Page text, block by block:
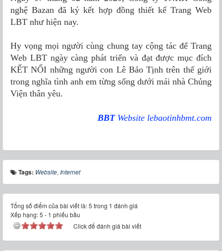
nghệ Bazan đã ký kết hợp đồng thiết kế Trang Web
LBT như hiện nay.
Hy vọng mọi người cùng chung tay cộng tác để Trang
Web LBT ngày càng phát triển và đạt được mục đích
KẾT NỐI những người con Lê Bảo Tịnh trên thế giới
trong nghĩa tình anh em từng sống dưới mái nhà Chủng
Viện thân yêu.
BBT Website lebaotinhbmt.com
Tags: Website,Internet
Tổng số điểm của bài viết là: 5 trong 1 đánh giá
Xếp hạng:5 - 1 phiếu bầu
Click để đánh giá bài viết